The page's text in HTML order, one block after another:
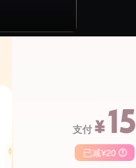
特惠5.5折
支付 ¥15
已减¥20